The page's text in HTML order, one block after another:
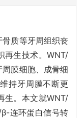
质等牙周组织丧
再生技术。WNT/
膜细胞、成骨细
持牙周膜不断更
生。本文就WNT/
连环蛋白信号转